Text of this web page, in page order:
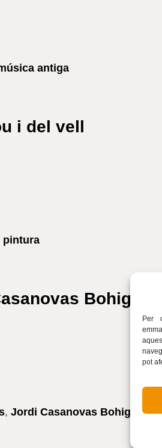
Per
pot
antiga
i del vell
pintura
Bohigas,
,Jordi Casanovas Bohigas,vi